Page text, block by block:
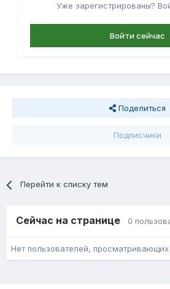
Уже зарегистрированы?
Войти сейчас
Поделиться
Подписчики
Перейти к списку тем
Сейчас на странице 0
Нет пользователей, просматривающих